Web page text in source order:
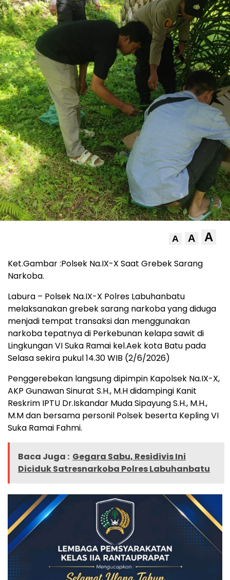
A A A
Ket.Gambar :Polsek Na.IX-X Saat Grebek Sarang
Narkoba.
Labura – Polsek Na.IX-X Polres Labuhanbatu
melaksanakan grebek sarang narkoba yang diduga
menjadi tempat transaksi dan menggunakan
narkoba tepatnya di Perkebunan kelapa sawit di
Lingkungan VI Suka Ramai kel.Aek kota Batu pada
Selasa sekira pukul 14.30 WIB (2/6/2026)
Penggerebekan langsung dipimpin Kapolsek Na.IX-X,
AKP Gunawan Sinurat S.H., M.H didampingi Kanit
Reskrim IPTU Dr.Iskandar Muda Sipayung S.H., M.H.,
M.M dan bersama personil Polsek beserta Kepling VI
Suka Ramai Fahmi.
Baca Juga : Gegara Sabu, Residivis Ini
Diciduk Satresnarkoba Polres Labuhanbatu